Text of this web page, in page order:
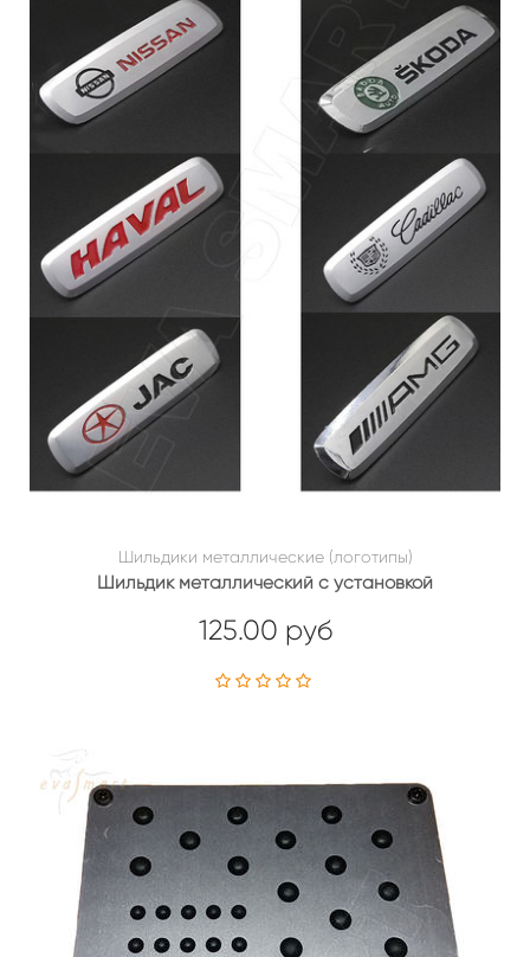
Шильдики металлические (логотипы)
Шильдик металлический с установкой
125.00 руб